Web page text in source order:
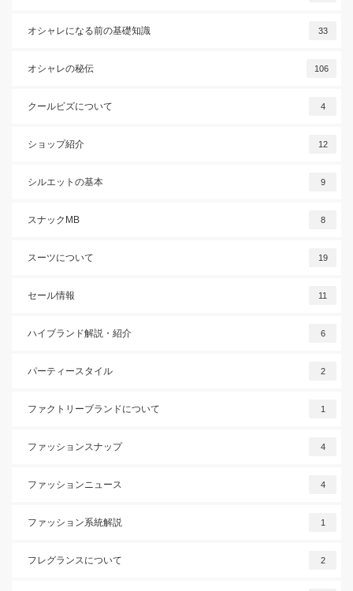
オシャレになる前の基礎知識 33
オシャレの秘伝 106
クールビズについて 4
ショップ紹介 12
シルエットの基本 9
スナックMB 8
スーツについて 19
セール情報 11
ハイブランド解説・紹介 6
パーティースタイル 2
ファクトリーブランドについて 1
ファッションスナップ 4
ファッションニュース 4
ファッション系統解説 1
フレグランスについて 2